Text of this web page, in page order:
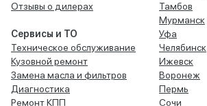
Отзывы о дилерах
Сервисы и ТО
Техническое обслуживание
Кузовной ремонт
Замена масла и фильтров
Диагностика
Ремонт КПП
Тамбов
Мурманск
Уфа
Челябинск
Ижевск
Воронеж
Пермь
Сочи